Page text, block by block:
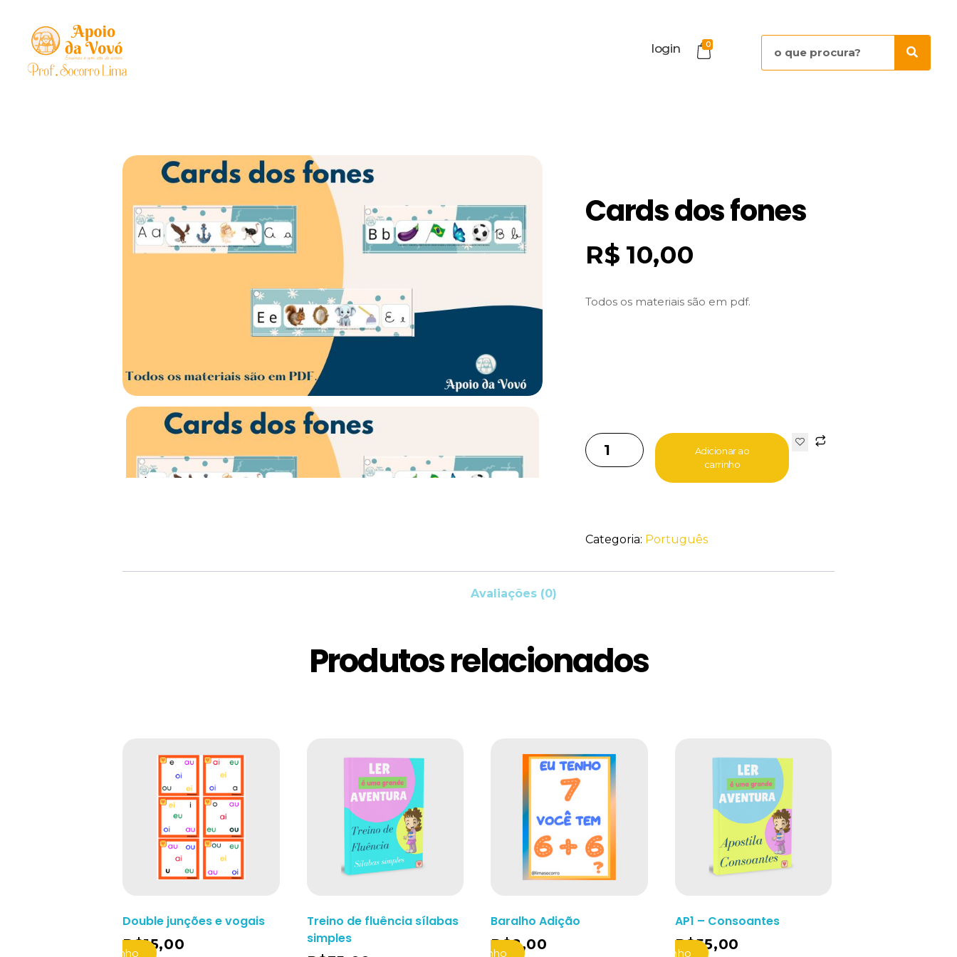
login 0
Cards dos fones
R$ 10,00
Todos os materiais são em pdf.
Adicionar ao
carrinho
Categoria: Português
Avaliações (0)
Produtos relacionados
Double junções e vogais
R$15,00
Adicionar Ao Carrinho
Treino de fluência sílabas
simples
Baralho Adição
R$8,00
Adicionar Ao Carrinho
AP1 – Consoantes
R$55,00
Adicionar Ao Carrinho